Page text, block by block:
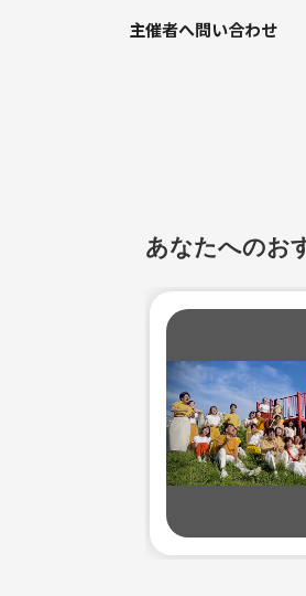
す...笑
そして買った
よろしくお願
主催者へ問い合わせ
あなたへのお